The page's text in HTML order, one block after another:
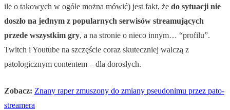
ile o takowych w ogóle można mówić) jest fakt, że do sytuacji nie
doszło na jednym z popularnych serwisów streamujących
przede wszystkim gry, a na stronie o nieco innym… “profilu”.
Twitch i Youtube na szczęście coraz skuteczniej walczą z
patologicznym contentem – dla dorosłych.
Zobacz: Znany raper zmuszony do zmiany pseudonimu przez pato-
streamera